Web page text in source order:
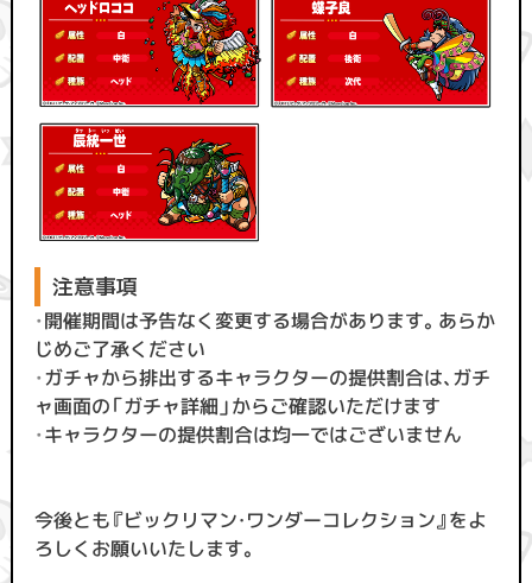
注意事項
・開催期間は予告なく変更する場合があります。あらか
じめご了承ください
・ガチャから排出するキャラクターの提供割合は、ガチ
ャ画面の「ガチャ詳細」からご確認いただけます
・キャラクターの提供割合は均一ではございません
今後とも『ビックリマン・ワンダーコレクション』をよ
ろしくお願いいたします。